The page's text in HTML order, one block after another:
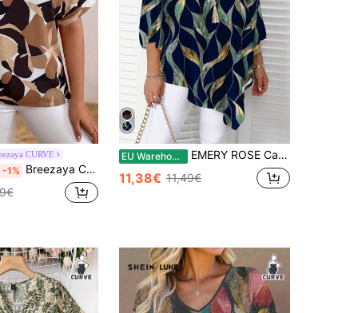
CURVE
-1% Breezaya Camisa casual plus size de manga curta com gola redonda e detalhes em cores contrastantes, ideal para o verão.
EU Warehouse EMERY ROSE Camisa plus size casual minimalista com estampa floral e de folhas, leve para usar nas férias de primavera/verão
11,38€ 11,49€